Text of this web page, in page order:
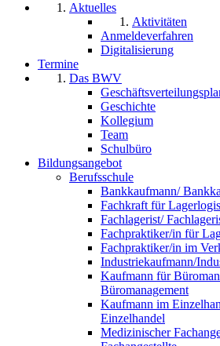
Aktuelles
Aktivitäten
Anmeldeverfahren
Digitalisierung
Termine
Das BWV
Geschichte
Kollegium
Team
Schulbüro
Bildungsangebot
Berufsschule
Bankkaufmann/
Fachkraft für
Fachlagerist/
Fachpraktiker/in für
Fachpraktiker/in im
Industriekaufmann/
Kaufmann für
Büromanagement
Kaufmann im
Einzelhandel
Medizinischer